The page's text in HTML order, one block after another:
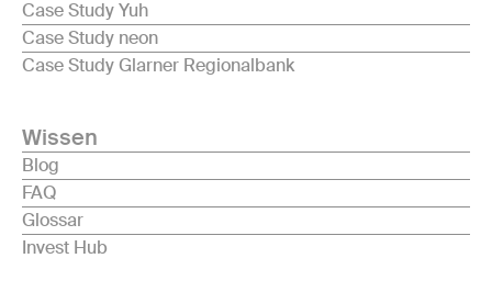
Case Study Yuh
Case Study neon
Case Study Glarner Regionalbank
Wissen
Blog
FAQ
Glossar
Invest Hub